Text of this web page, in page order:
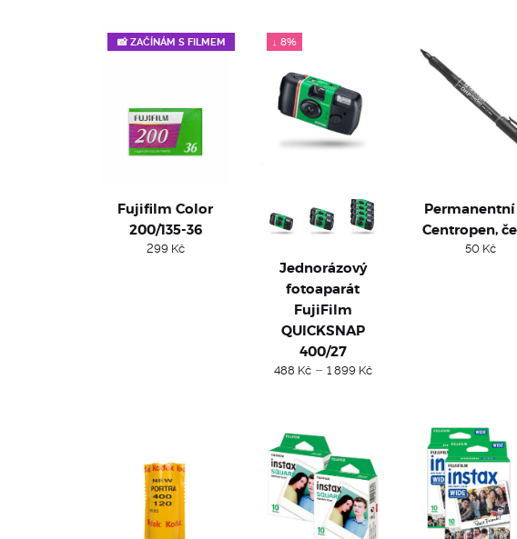
📸 ZAČÍNÁM S FILMEM
Fujifilm Color
200/135-36
299 Kč
↓ 8%
Jednorázový
fotoaparát
FujiFilm
QUICKSNAP
400/27
488 Kč – 1 899 KčPrice
Centropen,
50 Kč